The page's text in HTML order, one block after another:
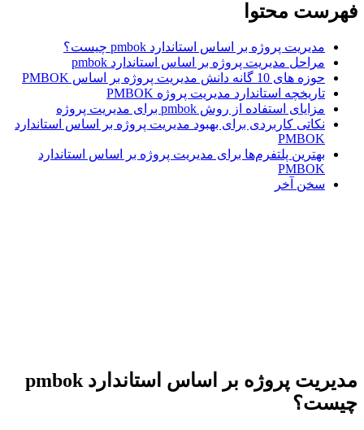
محتوا
مدیریت پروژه بر اساس استاندارد pmbok چیست؟
مراحل مدیریت پروژه بر اساس استاندارد pmbok
حوزه های 10 گانه دانش مدیریت پروژه بر اساس PMBOK
تاریخچه استاندارد مدیریت پروژه PMBOK
مزایای استفاده از روش pmbok برای مدیریت پروژه
نکاتی کاربردی برای بهبود مدیریت پروژه بر اساس استاندارد
PMBOK
بهترین پلتفرم‌ها برای مدیریت پروژه بر اساس استاندارد
PMBOK
سخن آخر
مدیریت پروژه بر اساس استاندارد pmbok